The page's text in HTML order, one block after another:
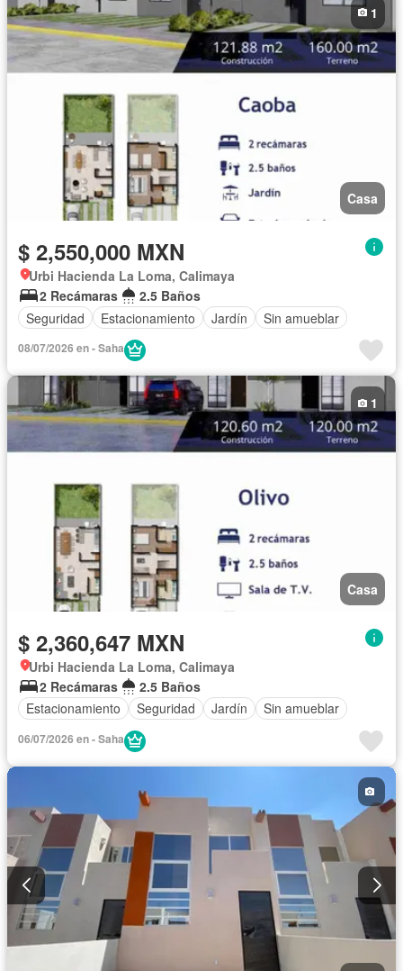
Casa
1
$ 2,550,000 MXN
Urbi Hacienda La Loma, Calimaya
2 Recámaras
2.5 Baños
Seguridad
Estacionamiento Jardín Sin amueblar
08/07/2026 en - Saha
Casa
1
$ 2,360,647 MXN
Urbi Hacienda La Loma, Calimaya
2 Recámaras
2.5 Baños
Estacionamiento
Seguridad Jardín Sin amueblar
06/07/2026 en - Saha